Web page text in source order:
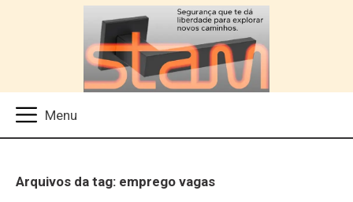
Arquivos da tag: emprego vagas